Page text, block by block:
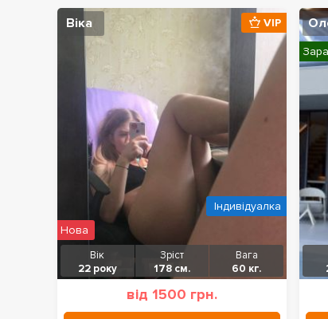
Віка
Вік
22 року
Зріст
178 см.
Вага
60 кг.
від 1500 грн.
VIP
Нова
Індивідуалка